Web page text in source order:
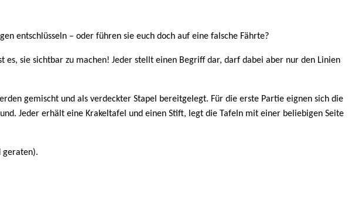
entschlüsseln – oder führen sie euch doch auf eine falsche Fährte?
sie sichtbar zu machen! Jeder stellt einen Begriff dar, darf dabei aber nur den Linien
gemischt und als verdeckter Stapel bereitgelegt. Für die erste Partie eignen sich die
Jeder erhält eine Krakeltafel und einen Stift, legt die Tafeln mit einer beliebigen Seite
geraten).